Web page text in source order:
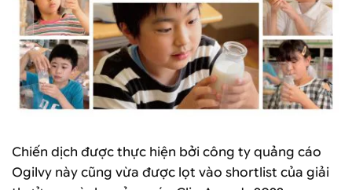
Chiến dịch được thực hiện bởi công ty quảng cáo
Ogilvy này cũng vừa được lọt vào shortlist của giải